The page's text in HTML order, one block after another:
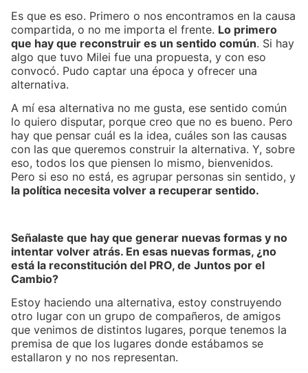
Es que es eso. Primero o nos encontramos en la causa
compartida, o no me importa el frente. Lo primero
que hay que reconstruir es un sentido común. Si hay
algo que tuvo Milei fue una propuesta, y con eso
convocó. Pudo captar una época y ofrecer una
alternativa.
A mí esa alternativa no me gusta, ese sentido común
lo quiero disputar, porque creo que no es bueno. Pero
hay que pensar cuál es la idea, cuáles son las causas
con las que queremos construir la alternativa. Y, sobre
eso, todos los que piensen lo mismo, bienvenidos.
Pero si eso no está, es agrupar personas sin sentido, y
la política necesita volver a recuperar sentido.
Señalaste que hay que generar nuevas formas y no
intentar volver atrás. En esas nuevas formas, ¿no
está la reconstitución del PRO, de Juntos por el
Cambio?
Estoy haciendo una alternativa, estoy construyendo
otro lugar con un grupo de compañeros, de amigos
que venimos de distintos lugares, porque tenemos la
premisa de que los lugares donde estábamos se
estallaron y no nos representan.